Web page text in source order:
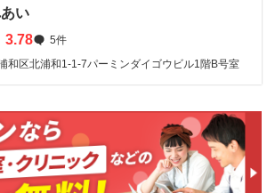
い
3.78
5件
和区北浦和1-1-7パーミンダイゴウビル1階B号室